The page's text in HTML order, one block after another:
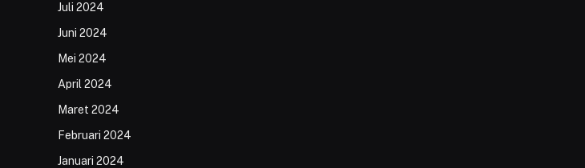
Juli 2024
Juni 2024
Mei 2024
April 2024
Maret 2024
Februari 2024
Januari 2024